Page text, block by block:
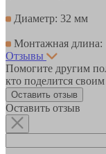
Диаметр: 32 мм
Монтажная длина:
Отзывы
Помогите другим
кто поделится
Оставить отзыв
Оставить отзыв